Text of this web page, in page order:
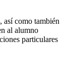
así como también
al alumno
particulares